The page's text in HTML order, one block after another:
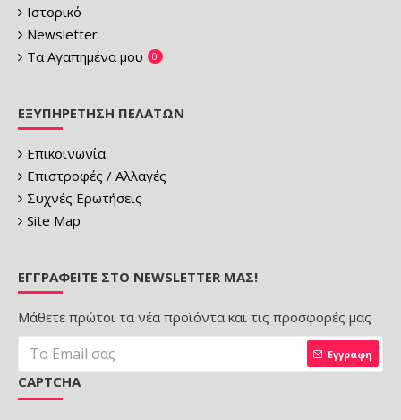
Ιστορικό
Newsletter
Τα Αγαπημένα μου
0
ΕΞΥΠΗΡΈΤΗΣΗ ΠΕΛΑΤΏΝ
Επικοινωνία
Επιστροφές / Αλλαγές
Συχνές Ερωτήσεις
Site Map
ΕΓΓΡΑΦΕΊΤΕ ΣΤΟ NEWSLETTER ΜΑΣ!
Μάθετε πρώτοι τα νέα προϊόντα και τις προσφορές μας
Εγγραφη
CAPTCHA